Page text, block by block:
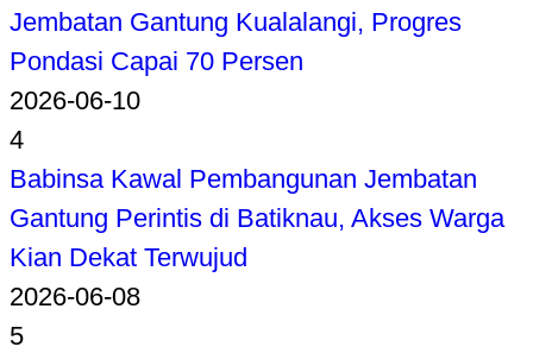
Jembatan Gantung Kualalangi, Progres
Pondasi Capai 70 Persen
2026-06-10
4
Babinsa Kawal Pembangunan Jembatan
Gantung Perintis di Batiknau, Akses Warga
Kian Dekat Terwujud
2026-06-08
5